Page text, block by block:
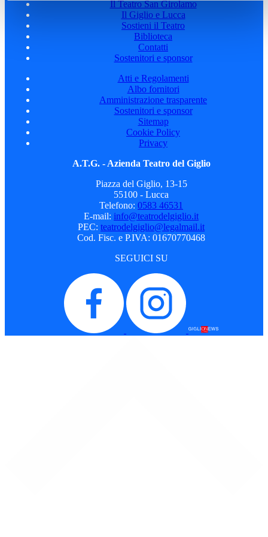
Il Teatro San Girolamo
Il Giglio e Lucca
Sostieni il Teatro
Biblioteca
Contatti
Sostenitori e sponsor
Atti e Regolamenti
Albo fornitori
Amministrazione trasparente
Sostenitori e sponsor
Sitemap
Cookie Policy
Privacy
A.T.G. - Azienda Teatro del Giglio
Piazza del Giglio, 13-15
55100 - Lucca
Telefono: 0583 46531
E-mail: info@teatrodelgiglio.it
PEC: teatrodelgiglio@legalmail.it
Cod. Fisc. e P.IVA: 01670770468
SEGUICI SU